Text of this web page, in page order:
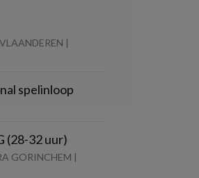
|
spelinloop
(28-32 uur)
GORINCHEM |